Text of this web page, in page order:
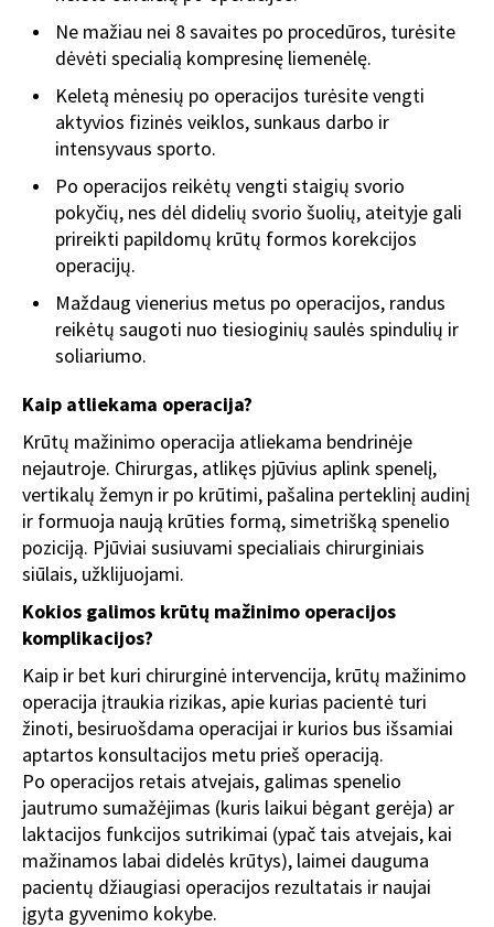
Ne mažiau nei 8 savaites po procedūros, turėsite
dėvėti specialią kompresinę liemenėlę.
Keletą mėnesių po operacijos turėsite vengti
aktyvios fizinės veiklos, sunkaus darbo ir
intensyvaus sporto.
Po operacijos reikėtų vengti staigių svorio
pokyčių, nes dėl didelių svorio šuolių, ateityje gali
prireikti papildomų krūtų formos korekcijos
operacijų.
Maždaug vienerius metus po operacijos, randus
reikėtų saugoti nuo tiesioginių saulės spindulių ir
soliariumo.
Kaip atliekama operacija?
Krūtų mažinimo operacija atliekama bendrinėje
nejautroje. Chirurgas, atlikęs pjūvius aplink spenelį,
vertikalų žemyn ir po krūtimi, pašalina perteklinį audinį
ir formuoja naują krūties formą, simetrišką spenelio
poziciją. Pjūviai susiuvami specialiais chirurginiais
siūlais, užklijuojami.
Kokios galimos krūtų mažinimo operacijos
komplikacijos?
Kaip ir bet kuri chirurginė intervencija, krūtų mažinimo
operacija įtraukia rizikas, apie kurias pacientė turi
žinoti, besiruošdama operacijai ir kurios bus išsamiai
aptartos konsultacijos metu prieš operaciją.
Po operacijos retais atvejais, galimas spenelio
jautrumo sumažėjimas (kuris laikui bėgant gerėja) ar
laktacijos funkcijos sutrikimai (ypač tais atvejais, kai
mažinamos labai didelės krūtys), laimei dauguma
pacientų džiaugiasi operacijos rezultatais ir naujai
įgyta gyvenimo kokybe.